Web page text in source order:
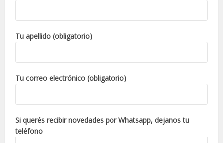
Tu apellido (obligatorio)
Tu correo electrónico (obligatorio)
Si querés recibir novedades por Whatsapp, dejanos tu
teléfono